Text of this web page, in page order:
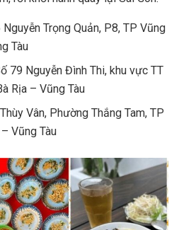
Nguyễn Trọng Quản, P8, TP Vũng
Tàu
79 Nguyễn Đình Thi, khu vực TT
Rịa – Vũng Tàu
Vân, Phường Thắng Tam, TP
Vũng Tàu